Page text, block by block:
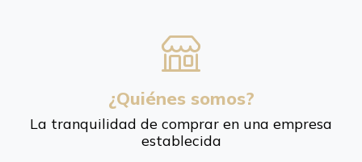
¿Quiénes somos?
La tranquilidad de comprar en una empresa
establecida